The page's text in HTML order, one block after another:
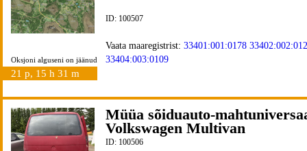
Oksjoni alguseni on jäänud
21 p, 15 h 31 m
ID: 100507
Vaata maaregistrist: 33401:001:0178
33404:003:0109
Müüa sõiduauto-
Volkswagen Multivan
ID: 100506